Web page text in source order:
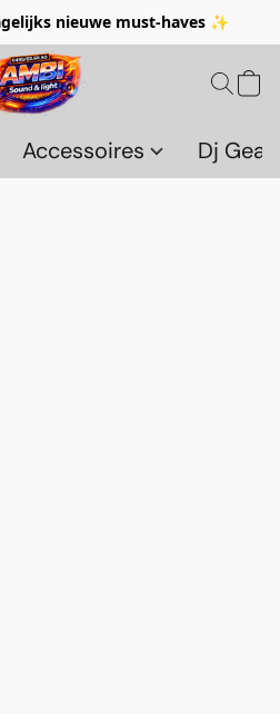
nieuwe must-haves ✨
Accessoires Dj Gear